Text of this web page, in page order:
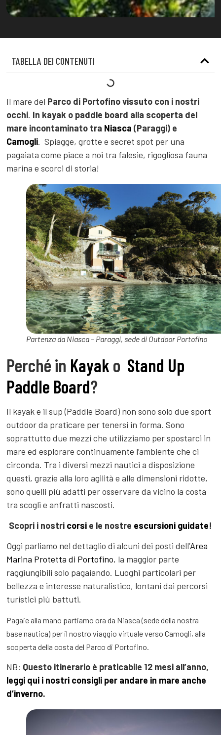
TABELLA DEI CONTENUTI
Il mare del Parco di Portofino vissuto con i nostri
occhi. In kayak o paddle board alla scoperta del
mare incontaminato tra Niasca (Paraggi) e
Camogli. Spiagge, grotte e secret spot per una
pagaiata come piace a noi tra falesie, rigogliosa fauna
marina e scorci di storia!
Partenza da Niasca – Paraggi, sede di Outdoor Portofino
Perché in Kayak o Stand Up
Paddle Board?
Il kayak e il sup (Paddle Board) non sono solo due sport
outdoor da praticare per tenersi in forma. Sono
soprattutto due mezzi che utilizziamo per spostarci in
mare ed esplorare continuamente l’ambiente che ci
circonda. Tra i diversi mezzi nautici a disposizione
questi, grazie alla loro agilità e alle dimensioni ridotte,
sono quelli più adatti per osservare da vicino la costa
tra scogli e anfratti nascosti.
Scopri i nostri corsi e le nostre escursioni guidate!
Oggi parliamo nel dettaglio di alcuni dei posti dell’Area
Marina Protetta di Portofino, la maggior parte
raggiungibili solo pagaiando. Luoghi particolari per
bellezza e interesse naturalistico, lontani dai percorsi
turistici più battuti.
Pagaie alla mano partiamo ora da Niasca (sede della nostra
base nautica) per il nostro viaggio virtuale verso Camogli, alla
scoperta della costa del Parco di Portofino.
NB: Questo itinerario è praticabile 12 mesi all’anno,
leggi qui i nostri consigli per andare in mare anche
d’inverno.